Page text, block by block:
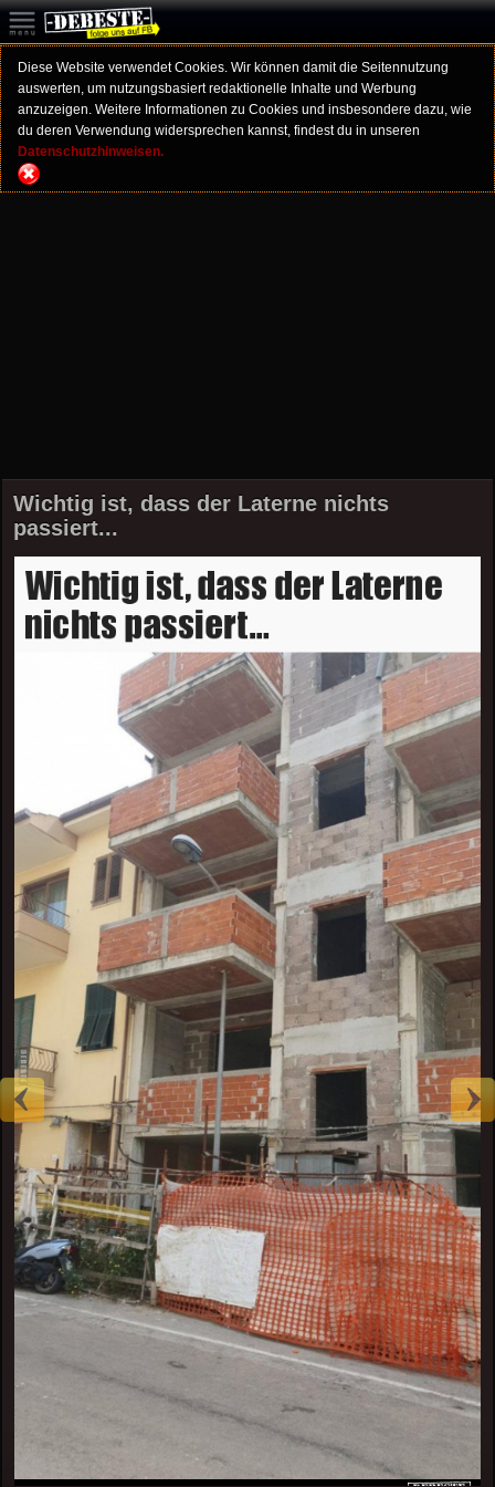
Diese Website verwendet Cookies. Wir können damit die Seitennutzung
auswerten, um nutzungsbasiert redaktionelle Inhalte und Werbung
anzuzeigen. Weitere Informationen zu Cookies und insbesondere dazu, wie
du deren Verwendung widersprechen kannst, findest du in unseren
Datenschutzhinweisen.
Wichtig ist, dass der Laterne nichts
passiert...